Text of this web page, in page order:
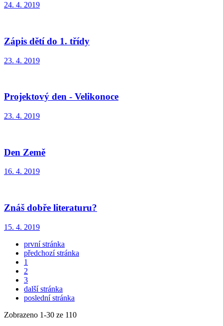
24. 4. 2019
Zápis dětí do 1. třídy
23. 4. 2019
Projektový den - Velikonoce
23. 4. 2019
Den Země
16. 4. 2019
Znáš dobře literaturu?
15. 4. 2019
první stránka
předchozí stránka
1
2
3
další stránka
poslední stránka
Zobrazeno 1-30 ze 110